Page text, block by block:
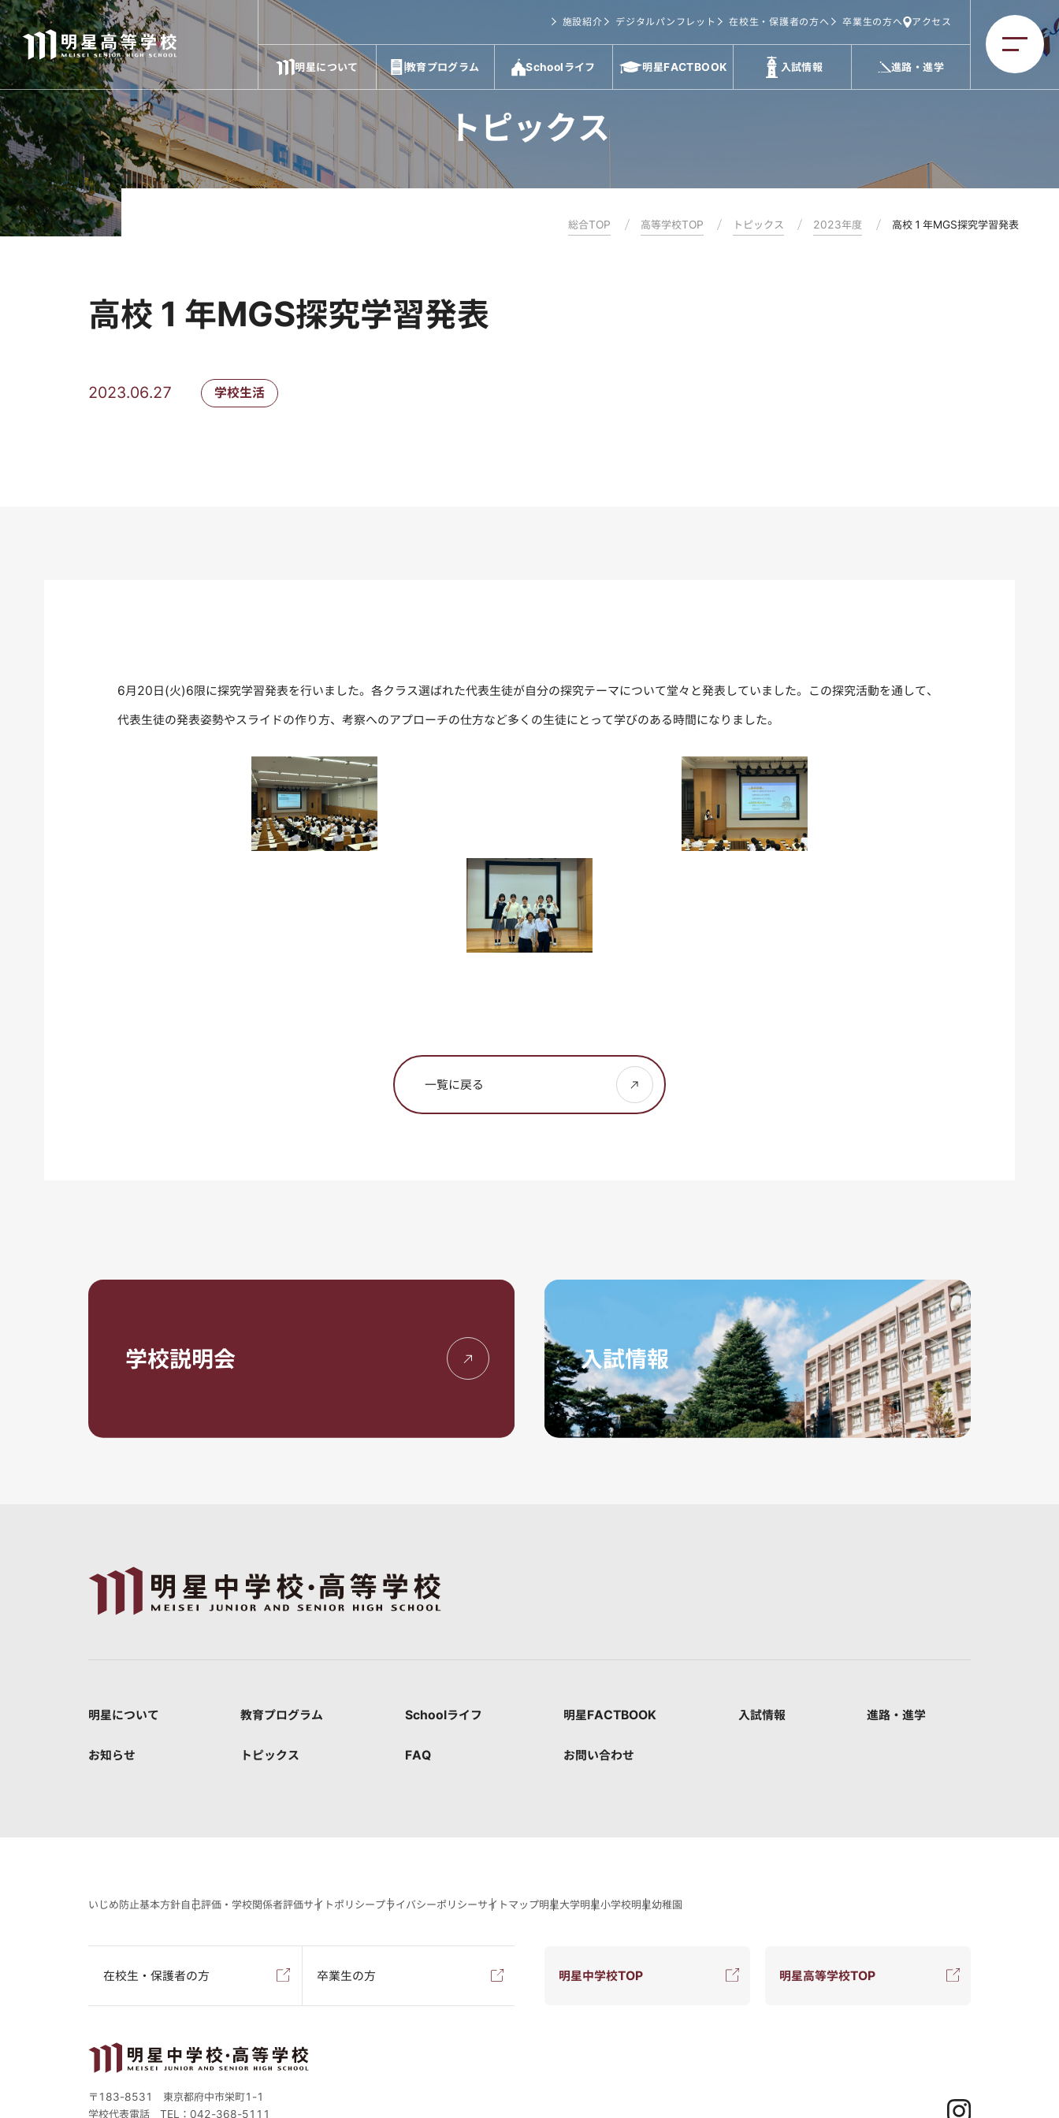
施設紹介 デジタルパンフレット 在校生・保護者の方へ 卒業生の方へ アクセス
明星について 教育プログラム Schoolライフ 明星FACTBOOK 入試情報 進路・進学
トピックス
総合TOP 高等学校TOP トピックス 2023年度 高校１年MGS探究学習発表
高校１年MGS探究学習発表
2023.06.27 学校生活
6月20日(火)6限に探究学習発表を行いました。各クラス選ばれた代表生徒が自分の探究テーマについて堂々と発表していました。この探究活動を通して、
代表生徒の発表姿勢やスライドの作り方、考察へのアプローチの仕方など多くの生徒にとって学びのある時間になりました。
一覧に戻る
学校説明会 入試情報
明星について 教育プログラム Schoolライフ 明星FACTBOOK 入試情報 進路・進学
お知らせ トピックス FAQ お問い合わせ
いじめ防止基本方針自己評価・学校関係者評価サイトポリシープライバシーポリシーサイトマップ明星大学明星小学校明星幼稚園
在校生・保護者の方 卒業生の方 明星中学校TOP 明星高等学校TOP
〒183-8531 東京都府中市栄町1-1
学校代表電話TEL：042-368-5111
Instagram